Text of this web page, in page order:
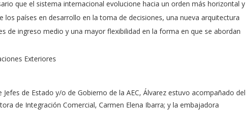
que el sistema internacional evolucione hacia un orden más horizontal y
los países en desarrollo en la toma de decisiones, una nueva arquitectura
de ingreso medio y una mayor flexibilidad en la forma en que se abordan
Exteriores
de Estado y/o de Gobierno de la AEC, Álvarez estuvo acompañado del
de Integración Comercial, Carmen Elena Ibarra; y la embajadora